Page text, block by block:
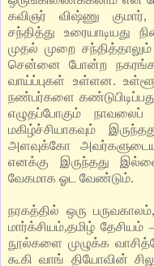
கவிஞர் விஷ்ணு
சந்தித்து
முதல் முறை
சென்னை போன்ற
வாய்ப்புகள் உள்ளன.
நண்பர்களை
எழுதப்போகும்
மகிழ்ச்சியாகவும்
அளவுக்கோ
எனக்கு இருந்தது
வேகமாக ஓட வேண்டும்.
நரகத்தில் ஒரு
மார்க்சியம்,தமிழ்
நூல்களை முழுக்க
கூகி வாங் தியோவின்